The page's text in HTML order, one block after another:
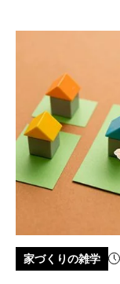
家づくりの雑学